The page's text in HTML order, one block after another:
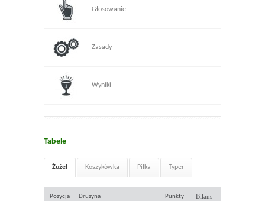
Głosowanie
Zasady
Wyniki
Tabele
Żużel Koszykówka Piłka Typer
Pozycja Drużyna Punkty Bilans